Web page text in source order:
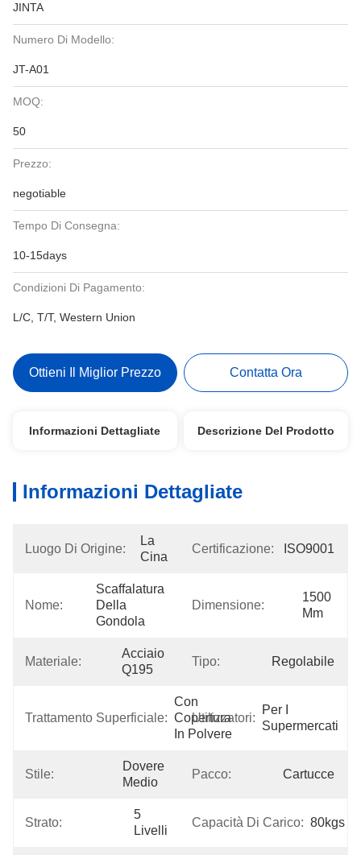
JINTA
Numero Di Modello:
JT-A01
MOQ:
50
Prezzo:
negotiable
Tempo Di Consegna:
10-15days
Condizioni Di Pagamento:
L/C, T/T, Western Union
Ottieni Il Miglior Prezzo Contatta Ora
Informazioni Dettagliate Descrizione Del Prodotto
Informazioni Dettagliate
Luogo Di Origine:
La
Cina
Certificazione: ISO9001
Nome:
Scaffalatura
Della
Gondola
Dimensione:
1500
Mm
Materiale:
Acciaio
Q195
Tipo: Regolabile
Trattamento Superficiale:
Con
Copertura
In Polvere
Utilizzatori:
Per I
Supermercati
Stile:
Dovere
Medio
Pacco: Cartucce
Strato:
5
Livelli
Capacità Di Carico: 80kgs